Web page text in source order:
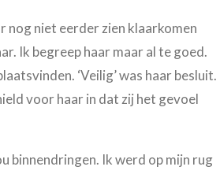
nog niet eerder zien klaarkomen
Ik begreep haar maar al te goed.
‘Veilig’ was haar besluit.
voor haar in dat zij het gevoel
binnendringen. Ik werd op mijn rug